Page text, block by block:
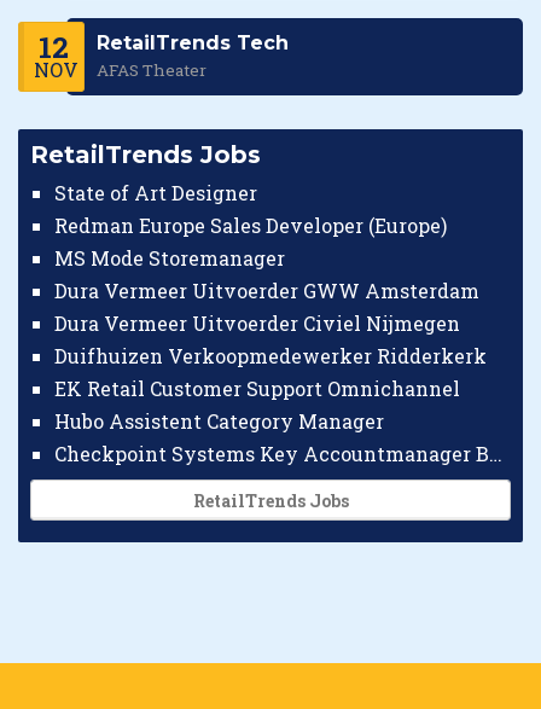
12
NOV
RetailTrends Tech
AFAS Theater
RetailTrends Jobs
State of Art Designer
Redman Europe Sales Developer (Europe)
MS Mode Storemanager
Dura Vermeer Uitvoerder GWW Amsterdam
Dura Vermeer Uitvoerder Civiel Nijmegen
Duifhuizen Verkoopmedewerker Ridderkerk
EK Retail Customer Support Omnichannel
Hubo Assistent Category Manager
Checkpoint Systems Key Accountmanager Benelux
RetailTrends Jobs